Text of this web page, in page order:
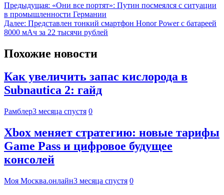
Предыдущая: «Они все портят»: Путин посмеялся с ситуации
в промышленности Германии
Далее: Представлен тонкий смартфон Honor Power с батареей
8000 мАч за 22 тысячи рублей
Похожие новости
Как увеличить запас кислорода в
Subnautica 2: гайд
Рамблер3 месяца спустя 0
Xbox меняет стратегию: новые тарифы
Game Pass и цифровое будущее
консолей
Моя Москва.онлайн3 месяца спустя 0